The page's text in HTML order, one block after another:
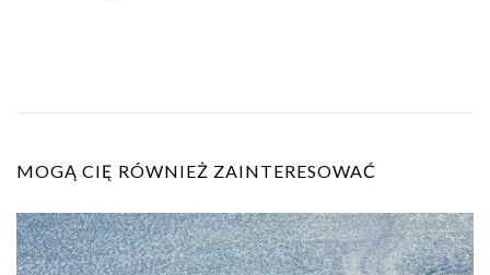
MOGĄ CIĘ RÓWNIEŻ ZAINTERESOWAĆ